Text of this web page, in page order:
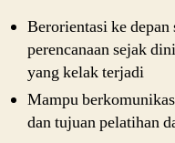
Berorientasi ke
perencanaan sejak
yang kelak terjadi
Mampu
dan tujuan pelatihan